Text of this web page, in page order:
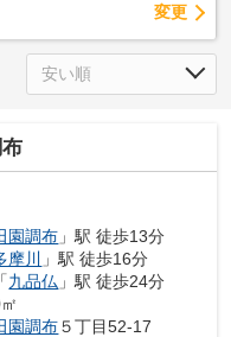
変更
園調布 」駅 徒歩13分
摩川
」駅 徒歩16分
「九品仏 」駅 徒歩24分
園調布５丁目52-17